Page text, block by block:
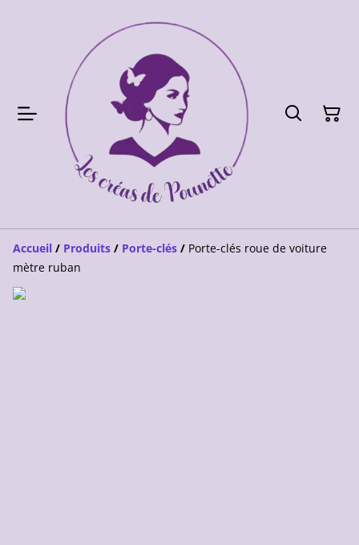
Accueil / Produits / Porte-clés / Porte-clés roue de voiture
mètre ruban